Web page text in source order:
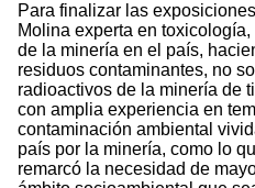
Para finalizar las
Molina experta en
de la minería en el país,
residuos contaminantes, no
radioactivos de la minería de
con amplia experiencia en
contaminación ambiental
país por la minería, como lo
remarcó la necesidad de